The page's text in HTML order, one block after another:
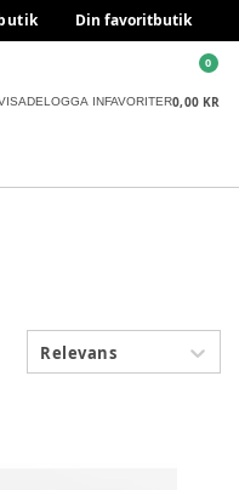
Din favoritbutik
LOGGA INFAVORITER0,00 KR
0
Relevans